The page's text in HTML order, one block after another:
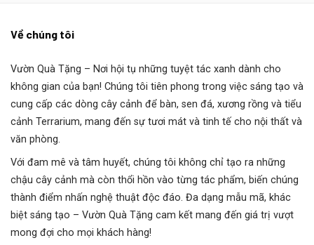
Về chúng tôi
Vườn Quà Tặng – Nơi hội tụ những tuyệt tác xanh dành cho
không gian của bạn! Chúng tôi tiên phong trong việc sáng tạo và
cung cấp các dòng cây cảnh để bàn, sen đá, xương rồng và tiểu
cảnh Terrarium, mang đến sự tươi mát và tinh tế cho nội thất và
văn phòng.
Với đam mê và tâm huyết, chúng tôi không chỉ tạo ra những
chậu cây cảnh mà còn thổi hồn vào từng tác phẩm, biến chúng
thành điểm nhấn nghệ thuật độc đáo. Đa dạng mẫu mã, khác
biệt sáng tạo – Vườn Quà Tặng cam kết mang đến giá trị vượt
mong đợi cho mọi khách hàng!